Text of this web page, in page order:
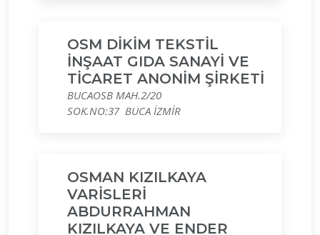
OSM DİKİM TEKSTİL
İNŞAAT GIDA SANAYİ VE
TİCARET ANONİM ŞİRKETİ
BUCAOSB MAH.2/20
SOK.NO:37 BUCA İZMİR
OSMAN KIZILKAYA
VARİSLERİ
ABDURRAHMAN
KIZILKAYA VE ENDER